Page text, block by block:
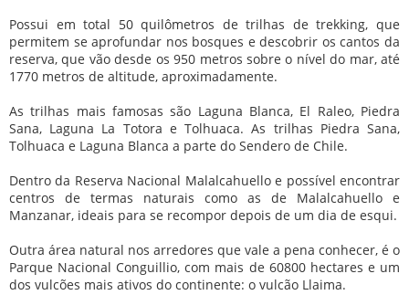
Possui em total 50 quilômetros de trilhas de trekking, que
permitem se aprofundar nos bosques e descobrir os cantos da
reserva, que vão desde os 950 metros sobre o nível do mar, até
1770 metros de altitude, aproximadamente.
As trilhas mais famosas são Laguna Blanca, El Raleo, Piedra
Sana, Laguna La Totora e Tolhuaca. As trilhas Piedra Sana,
Tolhuaca e Laguna Blanca a parte do Sendero de Chile.
Dentro da Reserva Nacional Malalcahuello e possível encontrar
centros de termas naturais como as de Malalcahuello e
Manzanar, ideais para se recompor depois de um dia de esqui.
Outra área natural nos arredores que vale a pena conhecer, é o
Parque Nacional Conguillio, com mais de 60800 hectares e um
dos vulcões mais ativos do continente: o vulcão Llaima.